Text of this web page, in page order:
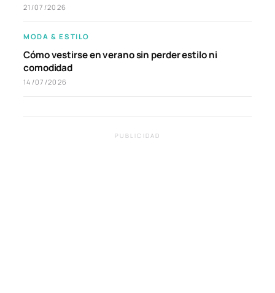
21/07/2026
MODA & ESTILO
Cómo vestirse en verano sin perder estilo ni
comodidad
14/07/2026
PUBLICIDAD